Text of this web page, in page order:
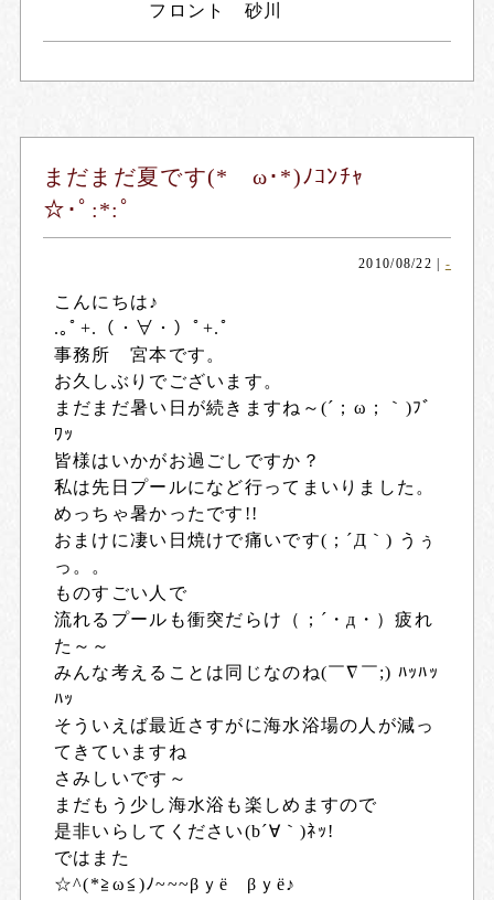
フロント 砂川
まだまだ夏です(*ゝω･*)ﾉｺﾝﾁｬ
☆･ﾟ:*:ﾟ
2010/08/22 -
こんにちは♪
.｡ﾟ+.（・∀・）ﾟ+.ﾟ
事務所 宮本です。
お久しぶりでございます。
まだまだ暑い日が続きますね～(´；ω；｀)ﾌﾞ
ﾜｯ
皆様はいかがお過ごしですか？
私は先日プールになど行ってまいりました。
めっちゃ暑かったです!!
おまけに凄い日焼けで痛いです(；´Д｀) うぅ
っ。。
ものすごい人で
流れるプールも衝突だらけ（；´・д・）疲れ
た～～
みんな考えることは同じなのね(￣∇￣;) ﾊｯﾊｯ
ﾊｯ
そういえば最近さすがに海水浴場の人が減っ
てきていますね
さみしいです～
まだもう少し海水浴も楽しめますので
是非いらしてください(b´∀｀)ﾈｯ!
ではまた
☆^(*≧ω≦)ﾉ~~~βｙё βｙё♪